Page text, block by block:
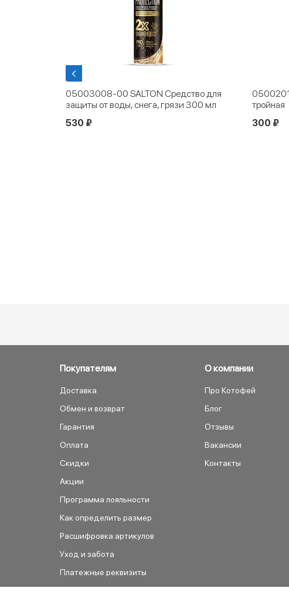
05003008-00 SALTON Средство для
защиты от воды, снега, грязи 300 мл
530 ₽
тройная
300 ₽
Покупателям
Доставка
Обмен и возврат
Гарантия
Оплата
Скидки
Акции
Программа лояльности
Как определить размер
Расшифровка артикулов
Уход и забота
Платежные реквизиты
О компании
Про Котофей
Блог
Отзывы
Вакансии
Контакты